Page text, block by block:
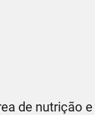
de nutrição